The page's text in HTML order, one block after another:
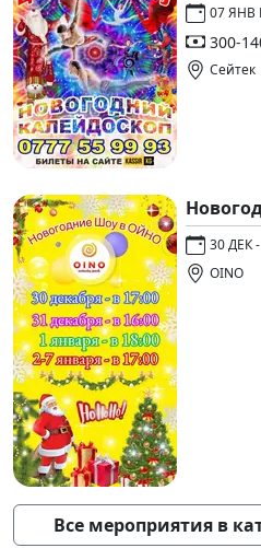
07 ЯНВ
300-
Сейтек
30 ДЕК
OINO
Все мероприятия в